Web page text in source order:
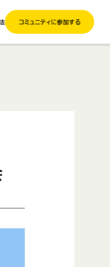
コミュニティに参加する